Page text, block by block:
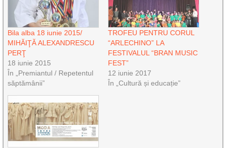
Bila alba 18 iunie 2015/
MIHĂIŢĂ ALEXANDRESCU
PERŢ
18 iunie 2015
În „Premiantul / Repetentul
săptămânii”
TROFEU PENTRU CORUL
“ARLECHINO” LA
FESTIVALUL “BRAN MUSIC
FEST”
12 iunie 2017
În „Cultură și educație”